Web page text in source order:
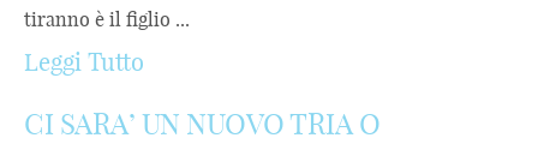
tiranno è il figlio ...
Leggi Tutto
CI SARA’ UN NUOVO TRIA O